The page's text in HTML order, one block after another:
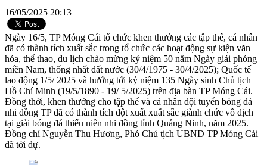
16/05/2025 20:13
Ngày 16/5, TP Móng Cái tổ chức khen thưởng các tập thể, cá nhân
đã có thành tích xuất sắc trong tổ chức các hoạt động sự kiện văn
hóa, thể thao, du lịch chào mừng kỷ niệm 50 năm Ngày giải phóng
miền Nam, thống nhất đất nước (30/4/1975 - 30/4/2025); Quốc tế
lao động 1/5/ 2025 và hướng tới kỷ niệm 135 Ngày sinh Chủ tịch
Hồ Chí Minh (19/5/1890 - 19/ 5/2025) trên địa bàn TP Móng Cái.
Đồng thời, khen thưởng cho tập thể và cá nhân đội tuyển bóng đá
nhi đồng TP đã có thành tích đột xuất xuất sắc giành chức vô địch
tại giải bóng đá thiếu niên nhi đồng tỉnh Quảng Ninh, năm 2025.
Đồng chí Nguyễn Thu Hương, Phó Chủ tịch UBND TP Móng Cái
đã tới dự.